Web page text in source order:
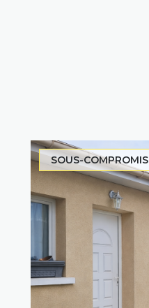
SOUS-COMPROMIS